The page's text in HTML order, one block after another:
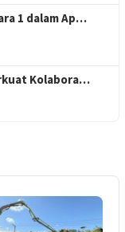
1 dalam Ap…
Kolabora…